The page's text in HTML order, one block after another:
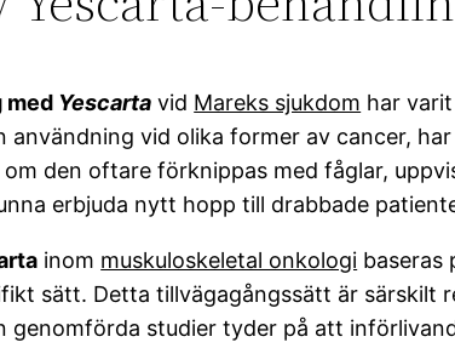
med Yescarta vid Mareks sjukdom har
användning vid olika former av cancer,
om den oftare förknippas med fåglar,
erbjuda nytt hopp till drabbade
inom muskuloskeletal onkologi baseras
sätt. Detta tillvägagångssätt är särskilt
genomförda studier tyder på att